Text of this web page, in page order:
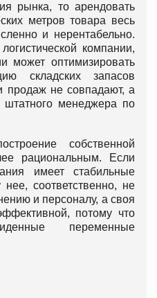
рынка, то арендовать
метров товара весь
и нерентабельно.
компании,
может оптимизировать
складских запасов
продаж не совпадают, а
штатного менеджера по
собственной
рациональным. Если
имеет стабильные
соответственно, не
и персоналу, а своя
потому что
переменные